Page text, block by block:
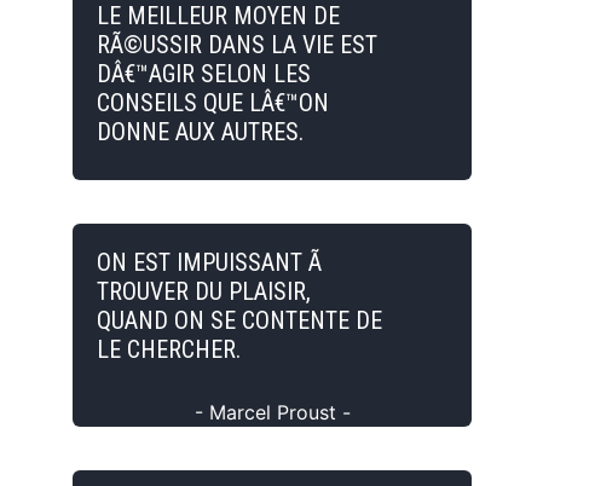
LE MEILLEUR MOYEN DE
RÃ©USSIR DANS LA VIE EST
DÂ€™AGIR SELON LES
CONSEILS QUE LÂ€™ON
DONNE AUX AUTRES.
ON EST IMPUISSANT Ã
TROUVER DU PLAISIR,
QUAND ON SE CONTENTE DE
LE CHERCHER.
- Marcel Proust -